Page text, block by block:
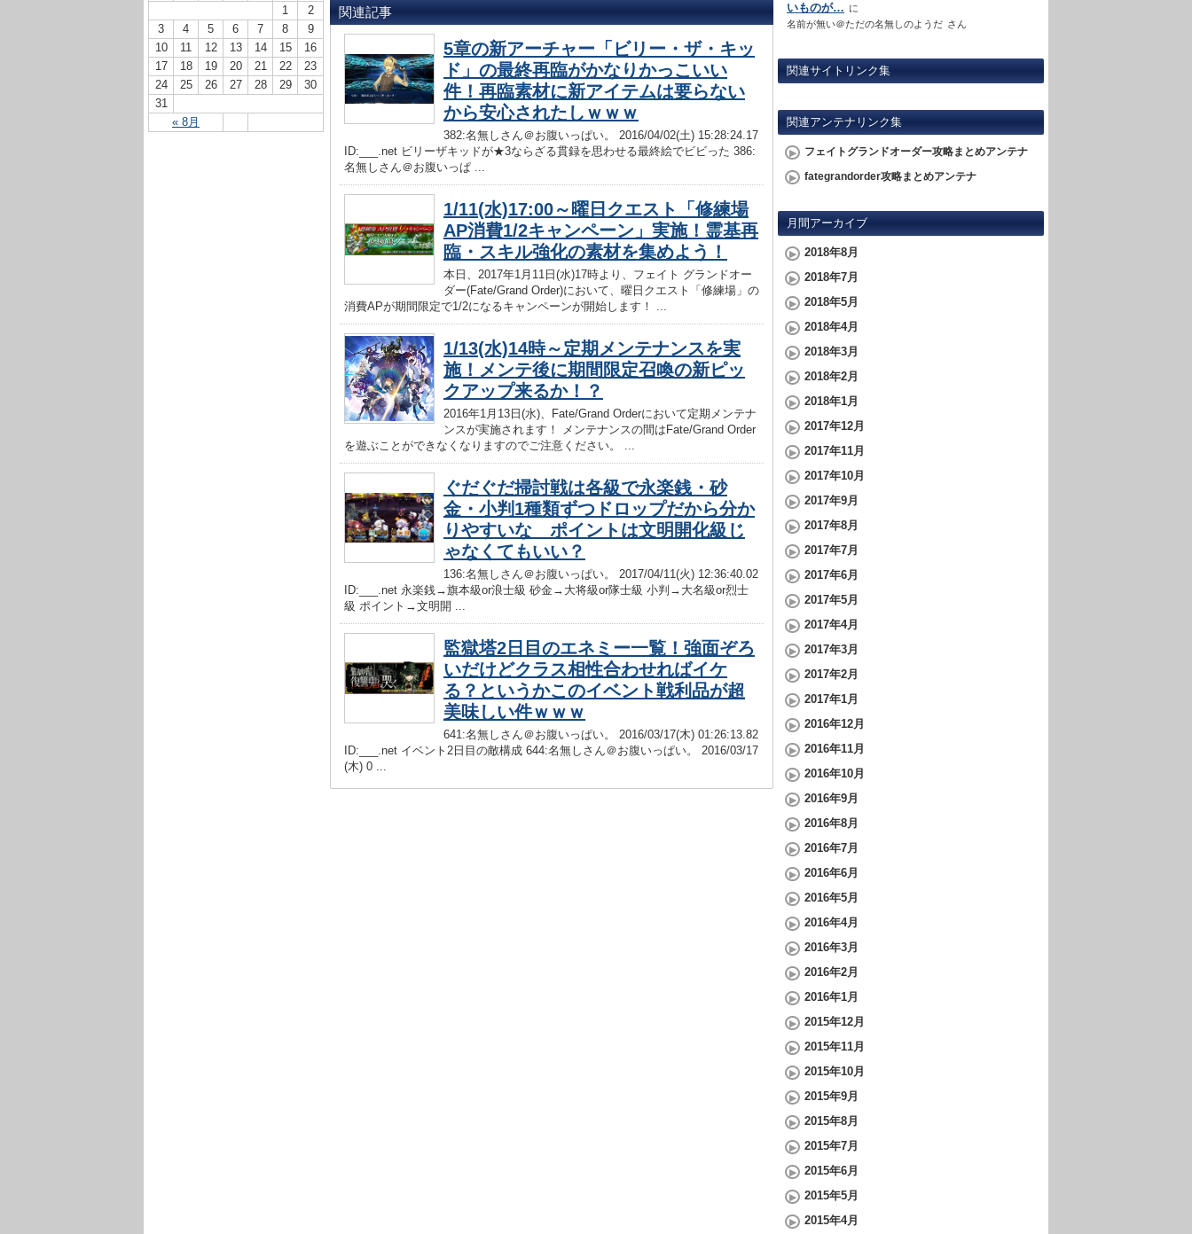
« 8月
1
2
3
4 5 6 7 8
9
10
11 12 13 14 15
16
17
18 19 20 21 22
23
24
25 26 27 28 29
30
31
関連記事
5章の新アーチャー「ビリー・ザ・キッ
ド」の最終再臨がかなりかっこいい
件！再臨素材に新アイテムは要らない
から安心されたしｗｗｗ
382:名無しさん＠お腹いっぱい。 2016/04/02(土) 15:28:24.17
ID:___.net ビリーザキッドが★3ならざる貫録を思わせる最終絵でビビった 386:
名無しさん＠お腹いっぱ ...
1/11(水)17:00～曜日クエスト「修練場
AP消費1/2キャンペーン」実施！霊基再
臨・スキル強化の素材を集めよう！
本日、2017年1月11日(水)17時より、フェイト グランドオー
ダー(Fate/Grand Order)において、曜日クエスト「修練場」の
消費APが期間限定で1/2になるキャンペーンが開始します！ ...
1/13(水)14時～定期メンテナンスを実
施！メンテ後に期間限定召喚の新ピッ
クアップ来るか！？
2016年1月13日(水)、Fate/Grand Orderにおいて定期メンテナ
ンスが実施されます！ メンテナンスの間はFate/Grand Order
を遊ぶことができなくなりますのでご注意ください。 ...
ぐだぐだ掃討戦は各級で永楽銭・砂
金・小判1種類ずつドロップだから分か
りやすいな ポイントは文明開化級じ
ゃなくてもいい？
136:名無しさん＠お腹いっぱい。 2017/04/11(火) 12:36:40.02
ID:___.net 永楽銭→旗本級or浪士級 砂金→大将級or隊士級 小判→大名級or烈士
級 ポイント→文明開 ...
監獄塔2日目のエネミー一覧！強面ぞろ
いだけどクラス相性合わせればイケ
る？というかこのイベント戦利品が超
美味しい件ｗｗｗ
641:名無しさん＠お腹いっぱい。 2016/03/17(木) 01:26:13.82
ID:___.net イベント2日目の敵構成 644:名無しさん＠お腹いっぱい。 2016/03/17
(木) 0 ...
いものが…
名前が無い＠ただの名無しのようだ さん
関連サイトリンク集
関連アンテナリンク集
フェイトグランドオーダー攻略まとめアンテナ
fategrandorder攻略まとめアンテナ
月間アーカイブ
2018年8月
2018年7月
2018年5月
2018年4月
2018年3月
2018年2月
2018年1月
2017年12月
2017年11月
2017年10月
2017年9月
2017年8月
2017年7月
2017年6月
2017年5月
2017年4月
2017年3月
2017年2月
2017年1月
2016年12月
2016年11月
2016年10月
2016年9月
2016年8月
2016年7月
2016年6月
2016年5月
2016年4月
2016年3月
2016年2月
2016年1月
2015年12月
2015年11月
2015年10月
2015年9月
2015年8月
2015年7月
2015年6月
2015年5月
2015年4月